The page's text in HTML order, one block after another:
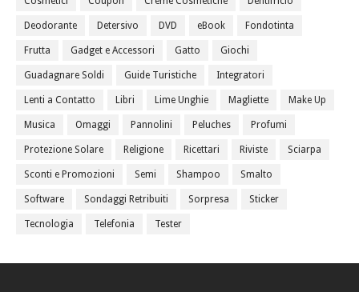
Deodorante Detersivo DVD eBook Fondotinta
Frutta Gadget e Accessori Gatto Giochi
Guadagnare Soldi Guide Turistiche Integratori
Lenti a Contatto Libri Lime Unghie Magliette Make Up
Musica Omaggi Pannolini Peluches Profumi
Protezione Solare Religione Ricettari Riviste Sciarpa
Sconti e Promozioni Semi Shampoo Smalto
Software Sondaggi Retribuiti Sorpresa Sticker
Tecnologia Telefonia Tester